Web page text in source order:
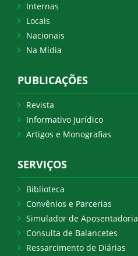
Internas
Locais
Nacionais
Na Mídia
PUBLICAÇÕES
Revista
Informativo Jurídico
Artigos e Monografias
SERVIÇOS
Biblioteca
Convênios e Parcerias
Simulador de Aposentadoria
Consulta de Balancetes
Ressarcimento de Diárias